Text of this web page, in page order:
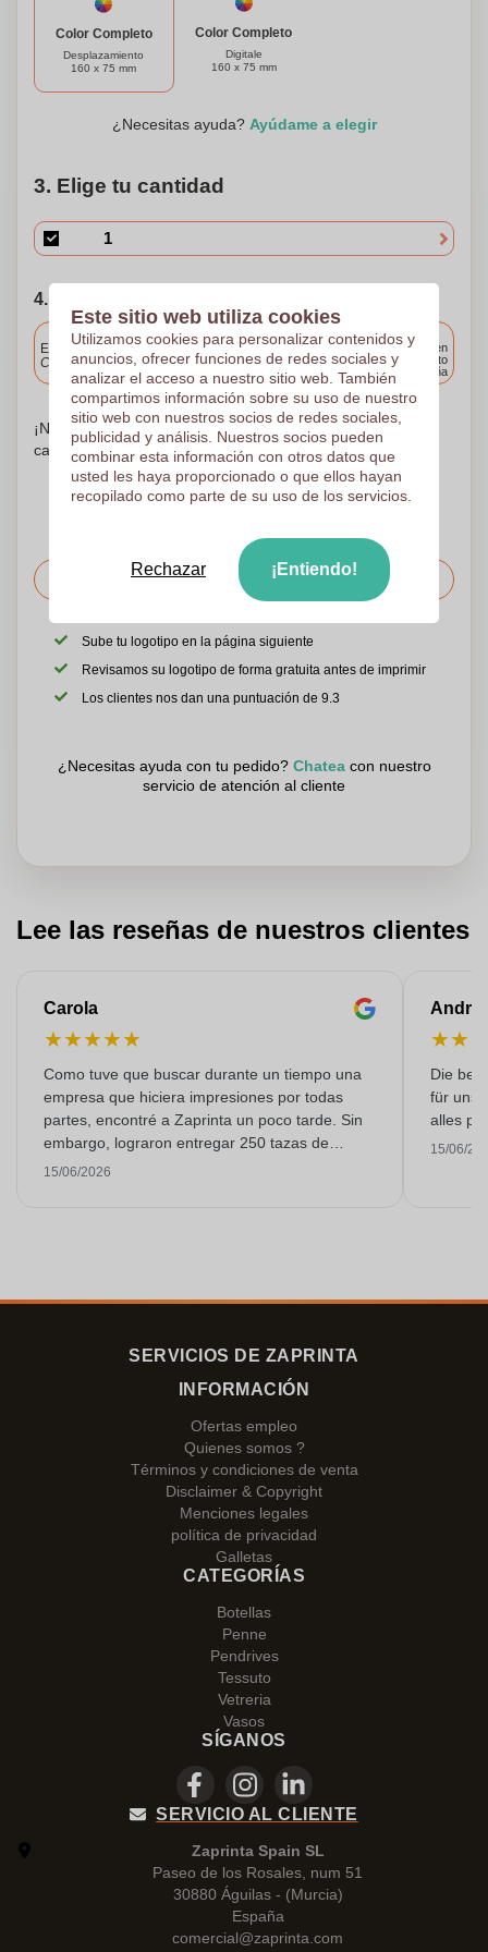
multitud y deja una impresión duradera con el TeaFlyer!
Color Completo
Desplazamiento
160 x 75 mm
Color Completo
Digitale
160 x 75 mm
¿Necesitas ayuda? Ayúdame a elegir
3. Elige tu cantidad
4. Elija su fecha de envío
Incluido
Entrega estándar
Cargue y apruebe sus archivos antes de las 9.30 a.m.
Entrega en
cualquier punto
de España
¡No te preocupes! Simplemente suba sus archivos a la
canasta de compras
Solicitar el precio
Sube tu logotipo en la página siguiente
Revisamos su logotipo de forma gratuita antes de imprimir
Los clientes nos dan una puntuación de 9.3
¿Necesitas ayuda con tu pedido? Chateacon nuestro
servicio de atención al cliente
Lee las reseñas de nuestros clientes
Carola
★★★★★
Como tuve que buscar durante un tiempo una
empresa que hiciera impresiones por todas
partes, encontré a Zaprinta un poco tarde. Sin
embargo, lograron entregar 250 tazas de
esmalte con una impresión excelente a tiempo.
15/06/2026
★★
Die
für
alles
15/06/
SERVICIOS DE ZAPRINTA
INFORMACIÓN
Ofertas empleo
Quienes somos ?
Términos y condiciones de venta
Disclaimer & Copyright
Menciones legales
política de privacidad
Galletas
CATEGORÍAS
Botellas
Penne
Pendrives
Tessuto
Vetreria
Vasos
SÍGANOS
SERVICIO AL CLIENTE
Zaprinta Spain SL
Paseo de los Rosales, num 51
30880 Águilas - (Murcia)
España
comercial@zaprinta.com
Este sitio web utiliza cookies
Utilizamos cookies para personalizar contenidos y
anuncios, ofrecer funciones de redes sociales y
analizar el acceso a nuestro sitio web. También
compartimos información sobre su uso de nuestro
sitio web con nuestros socios de redes sociales,
publicidad y análisis. Nuestros socios pueden
combinar esta información con otros datos que
usted les haya proporcionado o que ellos hayan
recopilado como parte de su uso de los servicios.
Rechazar ¡Entiendo!